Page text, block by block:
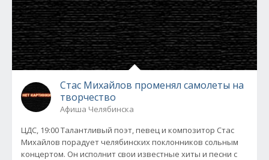
Стас Михайлов променял самолеты на
творчество
Афиша Челябинска
ЦДС, 19:00 Талантливый поэт, певец и композитор Стас
Михайлов порадует челябинских поклонников сольным
концертом. Он исполнит свои известные хиты и песни с